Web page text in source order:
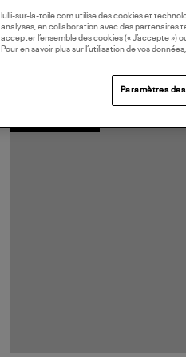
lulli-sur-la-toile.com utilise des cookies et
analyses, en collaboration avec des partenaires
accepter l’ensemble des cookies (« J’accepte
Pour en savoir plus sur l’utilisation de vos données,
Paramètres